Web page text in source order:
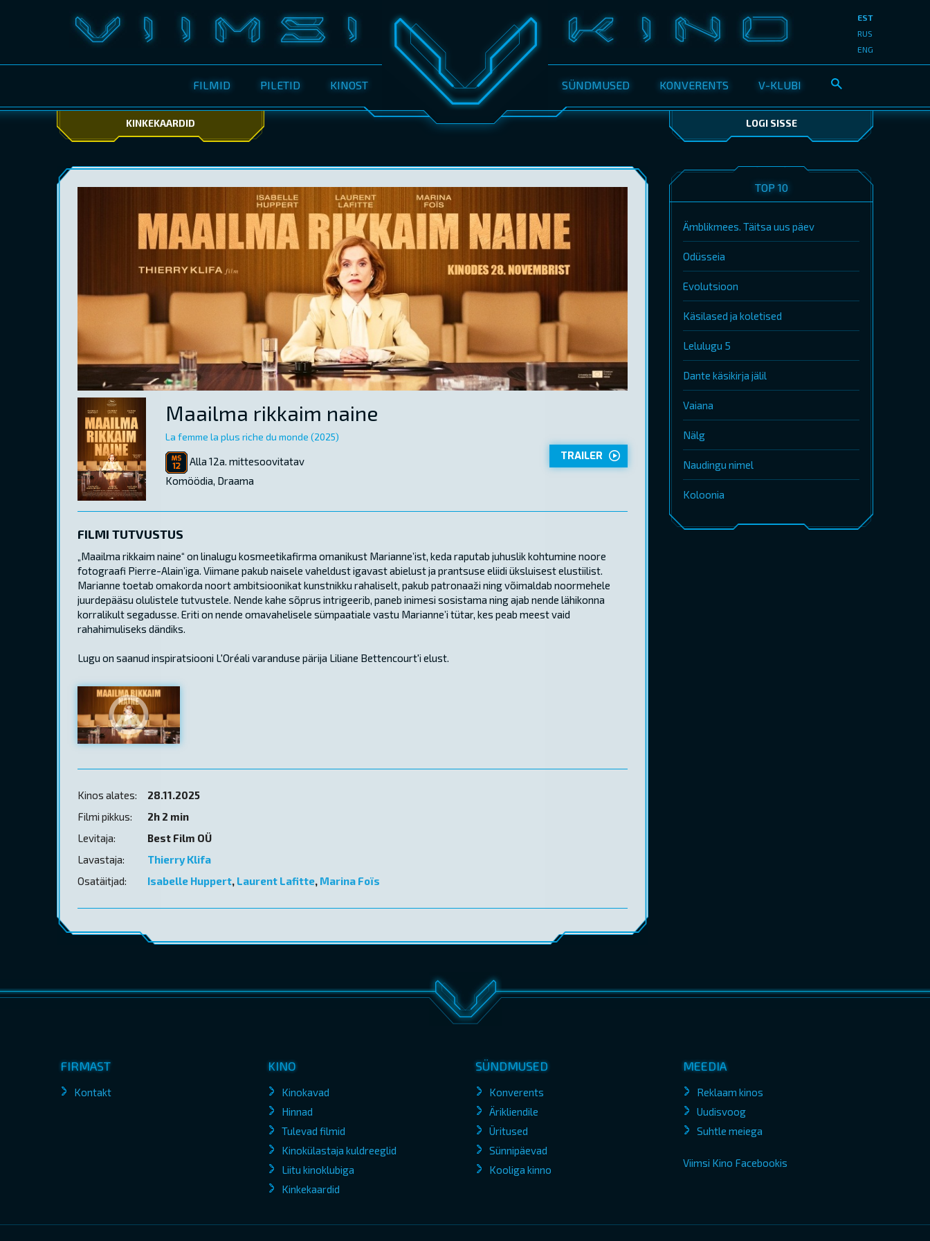
FILMID PILETID KINOST SÜNDMUSED KONVERENTS V-KLUBI
EST
RUS
ENG
KINKEKAARDID LOGI SISSE
Maailma rikkaim naine
La femme la plus riche du monde (2025)
Alla 12a. mittesoovitatav
Komöödia, Draama
TRAILER
FILMI TUTVUSTUS
„Maailma rikkaim naine“ on linalugu kosmeetikafirma omanikust Marianne’ist, keda raputab juhuslik kohtumine noore
fotograafi Pierre-Alain’iga. Viimane pakub naisele vaheldust igavast abielust ja prantsuse eliidi üksluisest elustiilist.
Marianne toetab omakorda noort ambitsioonikat kunstnikku rahaliselt, pakub patronaaži ning võimaldab noormehele
juurdepääsu olulistele tutvustele. Nende kahe sõprus intrigeerib, paneb inimesi sosistama ning ajab nende lähikonna
korralikult segadusse. Eriti on nende omavahelisele sümpaatiale vastu Marianne’i tütar, kes peab meest vaid
rahahimuliseks dändiks.
Lugu on saanud inspiratsiooni L'Oréali varanduse pärija Liliane Bettencourt'i elust.
Kinos alates:
28.11.2025
Filmi pikkus:
2h 2 min
Levitaja:
Best Film OÜ
Lavastaja:
Thierry Klifa
Osatäitjad:
Isabelle Huppert, Laurent Lafitte, Marina Foïs
TOP 10
Ämblikmees. Täitsa uus päev
Odüsseia
Evolutsioon
Käsilased ja koletised
Lelulugu 5
Dante käsikirja jälil
Vaiana
Nälg
Naudingu nimel
Koloonia
FIRMAST
Kontakt
KINO
Kinokavad
Hinnad
Tulevad filmid
Kinokülastaja kuldreeglid
Liitu kinoklubiga
Kinkekaardid
SÜNDMUSED
Konverents
Ärikliendile
Üritused
Sünnipäevad
Kooliga kinno
MEEDIA
Reklaam kinos
Uudisvoog
Suhtle meiega
Viimsi Kino Facebookis